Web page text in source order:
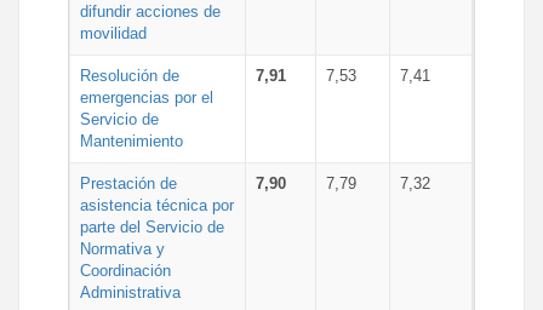
difundir acciones de
movilidad
Resolución de
emergencias por el
Servicio de
Mantenimiento
7,91 7,53 7,41
Prestación de
asistencia técnica por
parte del Servicio de
Normativa y
Coordinación
Administrativa
7,90 7,79 7,32